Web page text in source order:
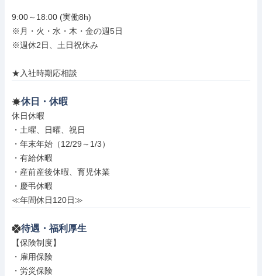
9:00～18:00 (実働8h)
※月・火・水・木・金の週5日
※週休2日、土日祝休み
★入社時期応相談
休日・休暇
休日休暇
・土曜、日曜、祝日
・年末年始（12/29～1/3）
・有給休暇
・産前産後休暇、育児休業
・慶弔休暇
≪年間休日120日≫
待遇・福利厚生
【保険制度】
・雇用保険
・労災保険